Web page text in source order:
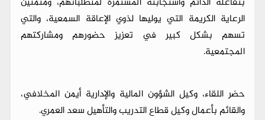
الرعاية الكريمة التي يوليها لذوي الإعاقة السمعية، والتي
تسهم بشكل كبير في تعزيز حضورهم ومشاركتهم
المجتمعية.
​حضر اللقاء، وكيل الشؤون المالية والإدارية أيمن المخلافي،
والقائم بأعمال وكيل قطاع التدريب والتأهيل سعد العمري.